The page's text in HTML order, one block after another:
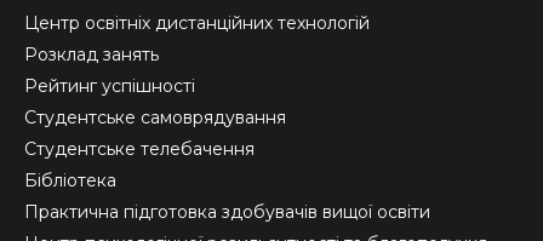
Центр освітніх дистанційних технологій
Розклад занять
Рейтинг успішності
Студентське самоврядування
Студентське телебачення
Бібліотека
Практична підготовка здобувачів вищої освіти